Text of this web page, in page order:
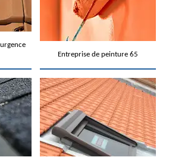
Entreprise de peinture 65